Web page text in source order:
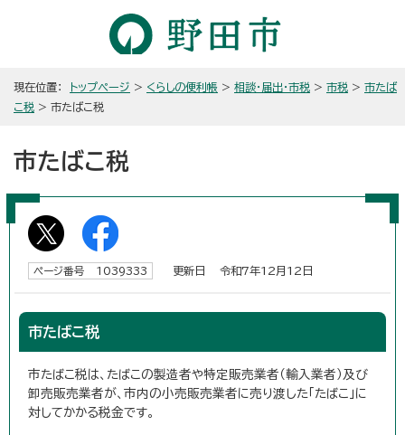
現在位置： トップページ > くらしの便利帳 > 相談・届出・市税 > 市税 > 市たば
こ税 > 市たばこ税
市たばこ税
ページ番号 1039333 更新日 令和7年12月12日
市たばこ税
市たばこ税は、たばこの製造者や特定販売業者（輸入業者）及び
卸売販売業者が、市内の小売販売業者に売り渡した「たばこ」に
対してかかる税金です。